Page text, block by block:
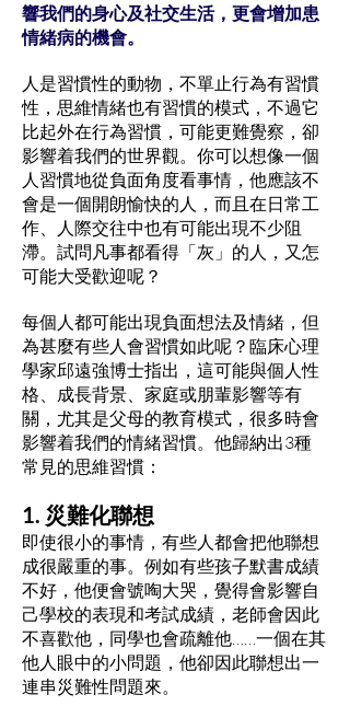
響我們的身心及社交生活，更會增加患
情緒病的機會。
人是習慣性的動物，不單止行為有習慣
性，思維情緒也有習慣的模式，不過它
比起外在行為習慣，可能更難覺察，卻
影響着我們的世界觀。你可以想像一個
人習慣地從負面角度看事情，他應該不
會是一個開朗愉快的人，而且在日常工
作、人際交往中也有可能出現不少阻
滯。試問凡事都看得「灰」的人，又怎
可能大受歡迎呢？
每個人都可能出現負面想法及情緒，但
為甚麼有些人會習慣如此呢？臨床心理
學家邱遠強博士指出，這可能與個人性
格、成長背景、家庭或朋輩影響等有
關，尤其是父母的教育模式，很多時會
影響着我們的情緒習慣。他歸納出3種
常見的思維習慣：
1. 災難化聯想
即使很小的事情，有些人都會把他聯想
成很嚴重的事。例如有些孩子默書成績
不好，他便會號啕大哭，覺得會影響自
己學校的表現和考試成績，老師會因此
不喜歡他，同學也會疏離他……一個在其
他人眼中的小問題，他卻因此聯想出一
連串災難性問題來。